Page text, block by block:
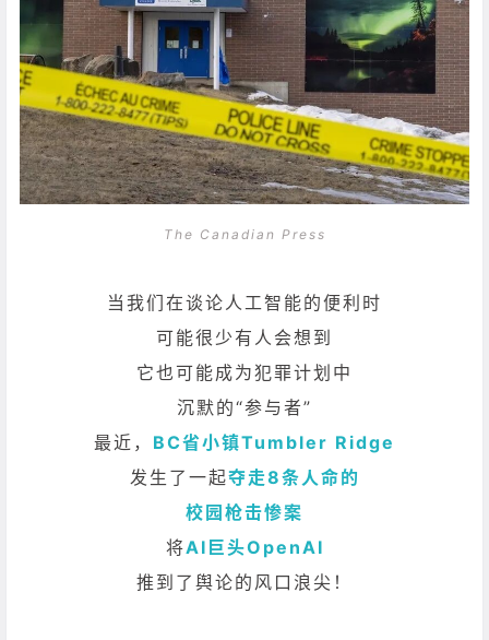
The Canadian Press
当我们在谈论人工智能的便利时
可能很少有人会想到
它也可能成为犯罪计划中
沉默的“参与者”
最近， BC省小镇Tumbler Ridge
发生了一起夺走8条人命的
校园枪击惨案
将AI巨头OpenAI
推到了舆论的风口浪尖！